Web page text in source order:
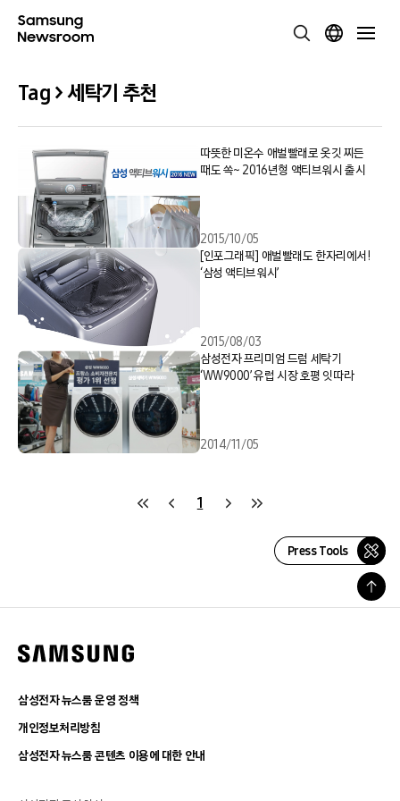
Tag > 세탁기 추천
따뜻한 미온수 애벌빨래로 옷깃 찌든
때도 쏙~ 2016년형 액티브워시 출시
2015/10/05
[인포그래픽] 애벌빨래도 한자리에서!
‘삼성 액티브워시’
2015/08/03
삼성전자 프리미엄 드럼 세탁기
‘WW9000’ 유럽 시장 호평 잇따라
2014/11/05
1
Press Tools
삼성전자 뉴스룸 운영 정책
개인정보처리방침
삼성전자 뉴스룸 콘텐츠 이용에 대한 안내